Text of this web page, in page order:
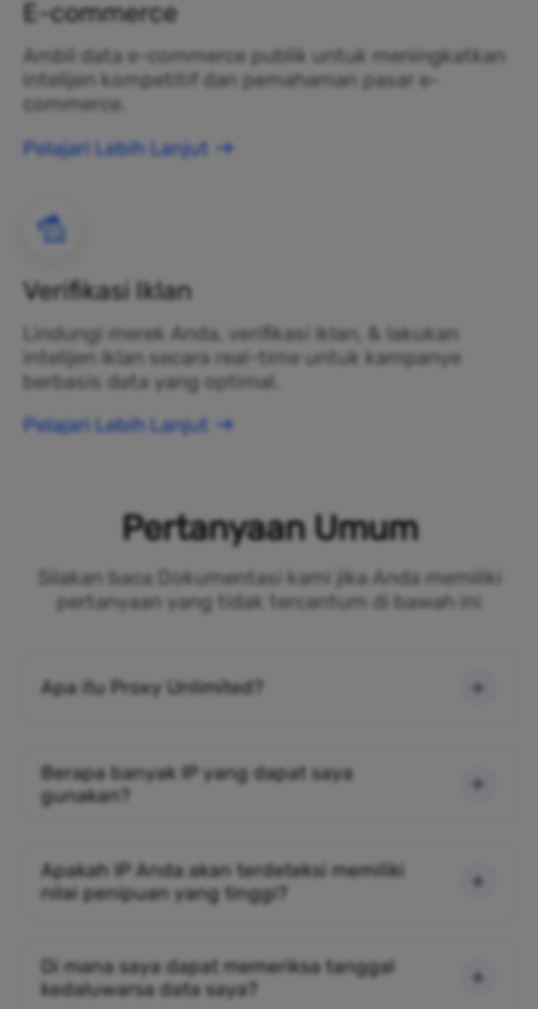
E-commerce
Ambil data e-commerce publik untuk meningkatkan
intelijen kompetitif dan pemahaman pasar e-
commerce.
Pelajari Lebih Lanjut
Verifikasi Iklan
Lindungi merek Anda, verifikasi iklan, & lakukan
intelijen iklan secara real-time untuk kampanye
berbasis data yang optimal.
Pelajari Lebih Lanjut
Pertanyaan Umum
Silakan baca Dokumentasi kami jika Anda memiliki
pertanyaan yang tidak tercantum di bawah ini
Apa itu Proxy Unlimited?
Berapa banyak IP yang dapat saya
gunakan?
Apakah IP Anda akan terdeteksi memiliki
nilai penipuan yang tinggi?
Di mana saya dapat memeriksa tanggal
kedaluwarsa data saya?